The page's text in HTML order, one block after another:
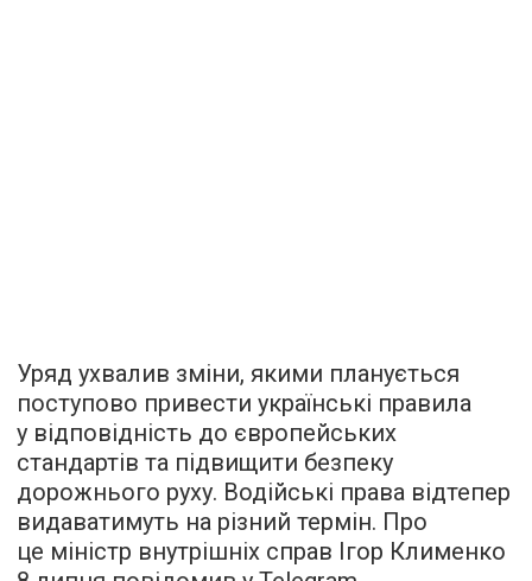
Уряд ухвалив зміни, якими планується
поступово привести українські правила
у відповідність до європейських
стандартів та підвищити безпеку
дорожнього руху. Водійські права відтепер
видаватимуть на різний термін. Про
це міністр внутрішніх справ Ігор Клименко